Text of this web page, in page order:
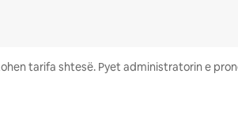
tarifa shtesë. Pyet administratorin e